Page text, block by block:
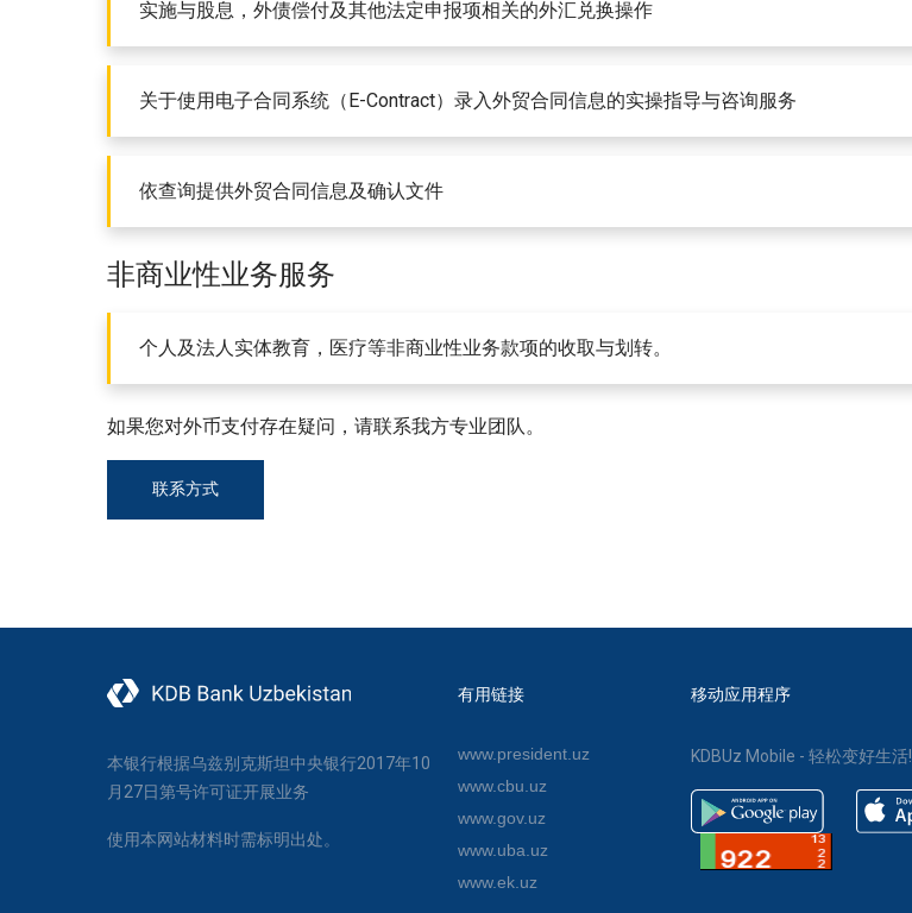
实施与股息，外债偿付及其他法定申报项相关的外汇兑换操作
关于使用电子合同系统（E-Contract）录入外贸合同信息的实操指导与咨询服务
依查询提供外贸合同信息及确认文件
非商业性业务服务
个人及法人实体教育，医疗等非商业性业务款项的收取与划转。
如果您对外币支付存在疑问，请联系我方专业团队。
联系方式
本银行根据乌兹别克斯坦中央银行2017年10
月27日第号许可证开展业务
使用本网站材料时需标明出处。
有用链接
www.president.uz
www.cbu.uz
www.gov.uz
www.uba.uz
www.ek.uz
移动应用程序
KDBUz Mobile - 轻松变好生活!